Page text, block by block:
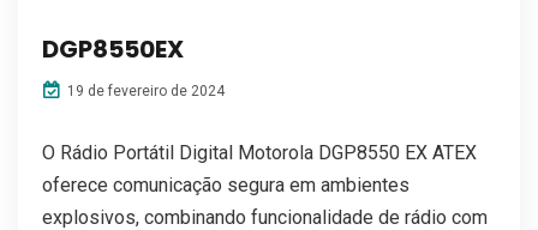
DGP8550EX
19 de fevereiro de 2024
O Rádio Portátil Digital Motorola DGP8550 EX ATEX
oferece comunicação segura em ambientes
explosivos, combinando funcionalidade de rádio com